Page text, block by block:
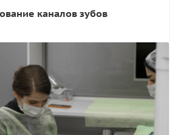
каналов зубов